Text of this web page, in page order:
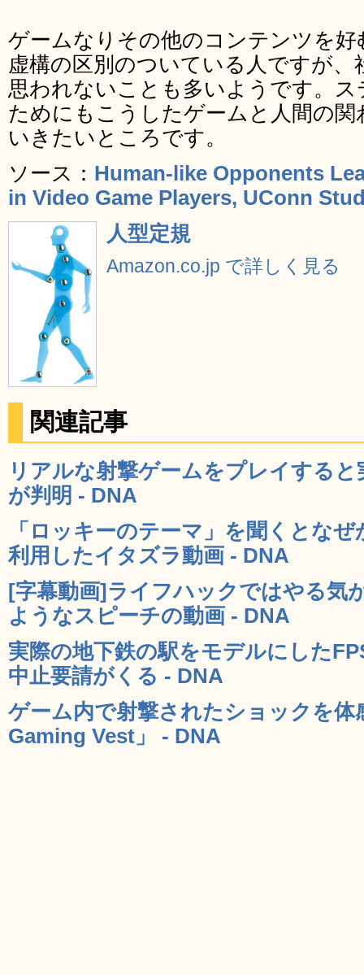
ゲームなりその他のコンテンツを
虚構の区別のついている人ですが
思われないことも多いようです。
ためにもこうしたゲームと人間の
いきたいところです。
ソース： Human-like Opponents
in Video Game Players, UConn
人型定規
Amazon.co.jp で詳しく見る
関連記事
リアルな射撃ゲームをプレイする
が判明 - DNA
「ロッキーのテーマ」を聞くとな
利用したイタズラ動画 - DNA
[字幕動画]ライフハックではやる気
ようなスピーチの動画 - DNA
実際の地下鉄の駅をモデルにした
中止要請がくる - DNA
ゲーム内で射撃されたショックを体
Gaming Vest」 - DNA